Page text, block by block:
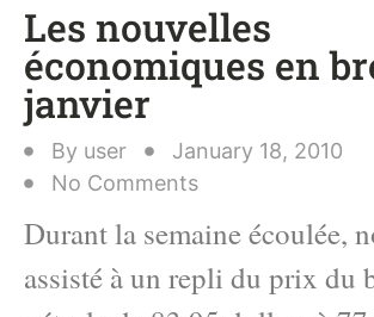
Les nouvelles
économiques en
janvier
By user
January 18, 2010
No Comments
Durant la semaine écoulée,
assisté à un repli du prix du